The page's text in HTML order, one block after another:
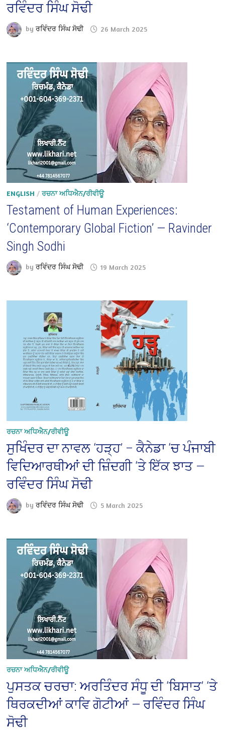
ਰਵਿੰਦਰ ਸਿੰਘ ਸੋਢੀ
byਰਵਿੰਦਰ ਸਿੰਘ ਸੋਢੀ 26 March 2025
ENGLISH /ਰਚਨਾ ਅਧਿਐਨ/ਰੀਵੀਊ
Testament of Human Experiences:
‘Contemporary Global Fiction’ — Ravinder
Singh Sodhi
byਰਵਿੰਦਰ ਸਿੰਘ ਸੋਢੀ 19 March 2025
ਰਚਨਾ ਅਧਿਐਨ/ਰੀਵੀਊ
ਸੁਖਿੰਦਰ ਦਾ ਨਾਵਲ ‘ਹੜ੍ਹ’ – ਕੈਨੇਡਾ ‘ਚ ਪੰਜਾਬੀ
ਵਿਦਿਆਰਥੀਆਂ ਦੀ ਜ਼ਿੰਦਗੀ ‘ਤੇ ਇੱਕ ਝਾਤ —
ਰਵਿੰਦਰ ਸਿੰਘ ਸੋਢੀ
byਰਵਿੰਦਰ ਸਿੰਘ ਸੋਢੀ 5 March 2025
ਰਚਨਾ ਅਧਿਐਨ/ਰੀਵੀਊ
ਪੁਸਤਕ ਚਰਚਾ: ਅਰਤਿੰਦਰ ਸੰਧੂ ਦੀ ‘ਬਿਸਾਤ’ ‘ਤੇ
ਥਿਰਕਦੀਆਂ ਕਾਵਿ ਗੋਟੀਆਂ — ਰਵਿੰਦਰ ਸਿੰਘ
ਸੋਢੀ